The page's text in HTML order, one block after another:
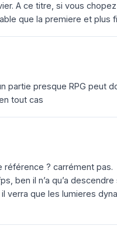
A ce titre, si vous
que la premiere et plus
partie presque RPG peut
tout cas
? carrément pas.
ben il n’a qu’a
verra que les lumieres